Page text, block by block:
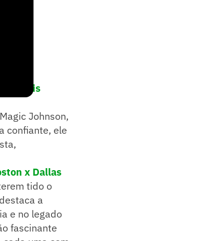
Johnson,
confiante, ele
x Dallas
tido o
a
e no legado
fascinante